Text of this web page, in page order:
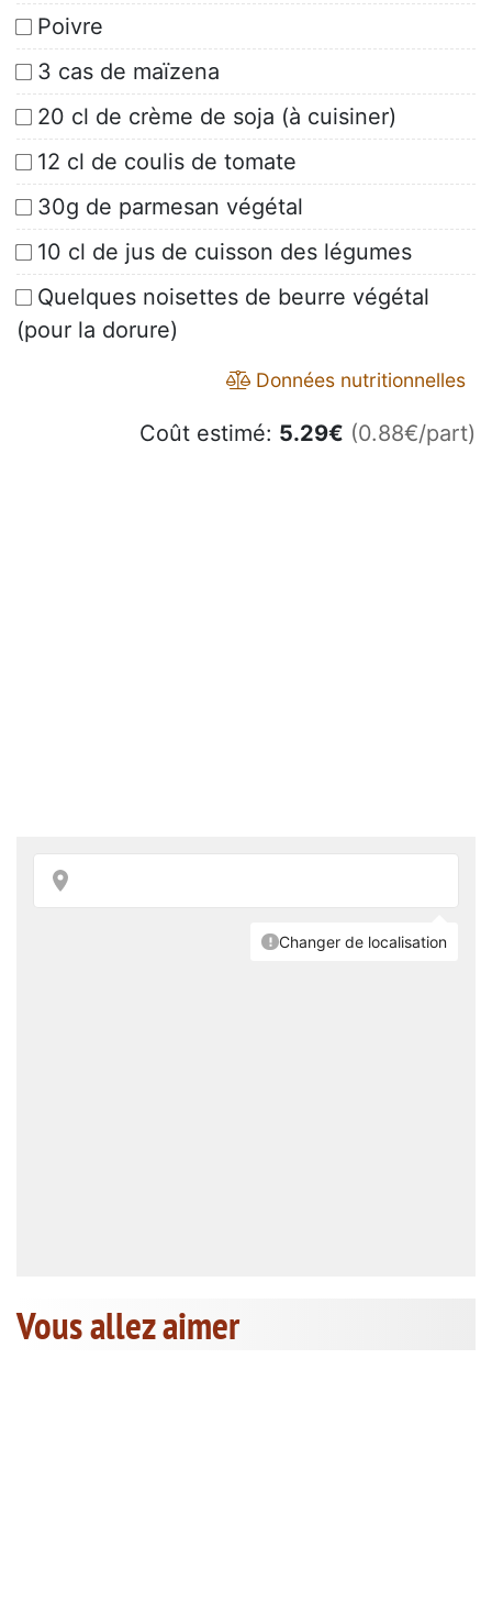
Poivre
3 cas de maïzena
20 cl de crème de soja (à cuisiner)
12 cl de coulis de tomate
30g de parmesan végétal
10 cl de jus de cuisson des légumes
Quelques noisettes de beurre végétal
(pour la dorure)
Données nutritionnelles
Coût estimé: 5.29€ (0.88€/part)
Vous allez aimer